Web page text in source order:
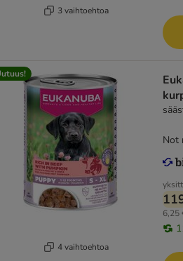
3 vaihtoehtoa
4 vaihtoehtoa
6,25
Not